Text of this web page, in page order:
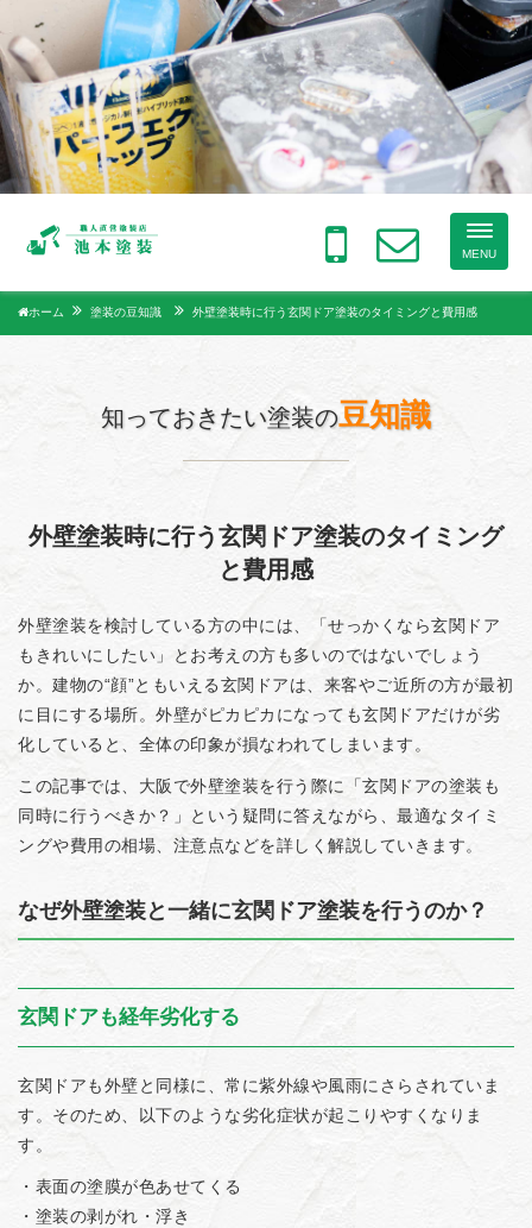
Toggle
MENU
ホーム 塗装の豆知識 外壁塗装時に行う玄関ドア塗装のタイミングと費用感
知っておきたい塗装の豆知識
外壁塗装時に行う玄関ドア塗装のタイミング
と費用感
外壁塗装を検討している方の中には、「せっかくなら玄関ドア
もきれいにしたい」とお考えの方も多いのではないでしょう
か。建物の“顔”ともいえる玄関ドアは、来客やご近所の方が最初
に目にする場所。外壁がピカピカになっても玄関ドアだけが劣
化していると、全体の印象が損なわれてしまいます。
この記事では、大阪で外壁塗装を行う際に「玄関ドアの塗装も
同時に行うべきか？」という疑問に答えながら、最適なタイミ
ングや費用の相場、注意点などを詳しく解説していきます。
なぜ外壁塗装と一緒に玄関ドア塗装を行うのか？
玄関ドアも経年劣化する
玄関ドアも外壁と同様に、常に紫外線や風雨にさらされていま
す。そのため、以下のような劣化症状が起こりやすくなりま
す。
・表面の塗膜が色あせてくる
・塗装の剥がれ・浮き